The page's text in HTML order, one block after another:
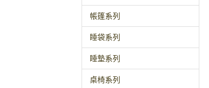
帳篷系列
睡袋系列
睡墊系列
桌椅系列